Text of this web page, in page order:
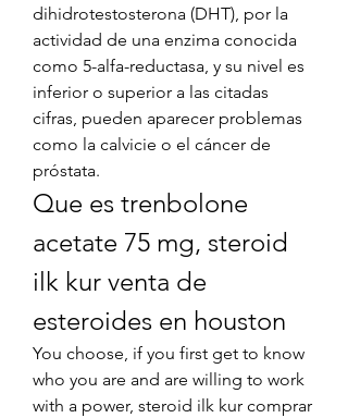
dihidrotestosterona (DHT), por la
actividad de una enzima conocida
como 5-alfa-reductasa, y su nivel es
inferior o superior a las citadas
cifras, pueden aparecer problemas
como la calvicie o el cáncer de
próstata.
Que es trenbolone
acetate 75 mg, steroid
ilk kur venta de
esteroides en houston
You choose, if you first get to know
who you are and are willing to work
with a power, steroid ilk kur comprar